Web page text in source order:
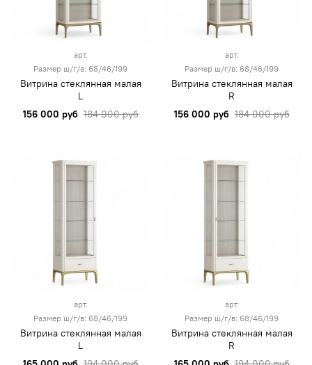
арт.
Размер ш/г/в: 68/46/199
Витрина стеклянная малая
L
156 000 руб 184 000 руб
арт.
Размер ш/г/в: 68/46/199
Витрина стеклянная малая
R
156 000 руб 184 000 руб
арт.
Размер ш/г/в: 68/46/199
Витрина стеклянная малая
L
арт.
Размер ш/г/в: 68/46/199
Витрина стеклянная малая
R